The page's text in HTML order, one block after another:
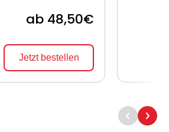
ab 48,50€
Jetzt bestellen